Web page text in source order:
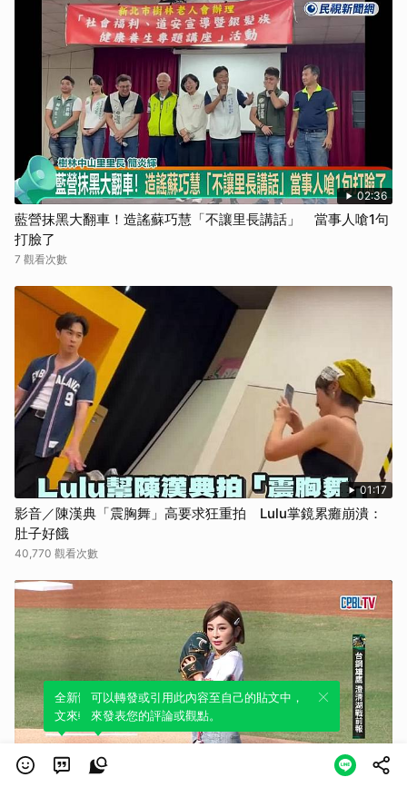
02:36
藍營抹黑大翻車！造謠蘇巧慧「不讓里長講話」 當事人嗆1句
打臉了
7 觀看次數
01:17
影音／陳漢典「震胸舞」高要求狂重拍 Lulu掌鏡累癱崩潰：
肚子好餓
40,770 觀看次數
全新體驗！一鍵引用此內容，透過發布貼
文來輕鬆表達個人立場。
可以轉發或引用此內容至自己的貼文中，
來發表您的評論或觀點。